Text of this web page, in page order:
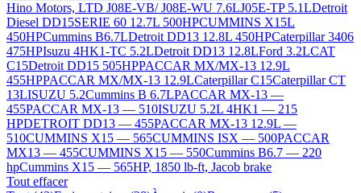
Hino Motors, LTD J08E-VB/ J08E-WU 7.6LJ05E-TP 5.1LDetroit
Diesel DD15SERIE 60 12.7L 500HPCUMMINS X15L
450HPCummins B6.7LDetroit DD13 12.8L 450HPCaterpillar 3406
475HPIsuzu 4HK1-TC 5.2LDetroit DD13 12.8LFord 3.2LCAT
C15Detroit DD15 505HPPACCAR MX/MX-13 12.9L
455HPPACCAR MX/MX-13 12.9LCaterpillar C15Caterpillar CT
13LISUZU 5.2Cummins B 6.7LPACCAR MX-13 —
455PACCAR MX-13 — 510ISUZU 5.2L 4HK1 — 215
HPDETROIT DD13 — 455PACCAR MX-13 12.9L —
510CUMMINS X15 — 565CUMMINS ISX — 500PACCAR
MX13 — 455CUMMINS X15 — 550Cummins B6.7 — 220
hpCummins X15 — 565HP, 1850 lb-ft, Jacob brake
Tout effacer